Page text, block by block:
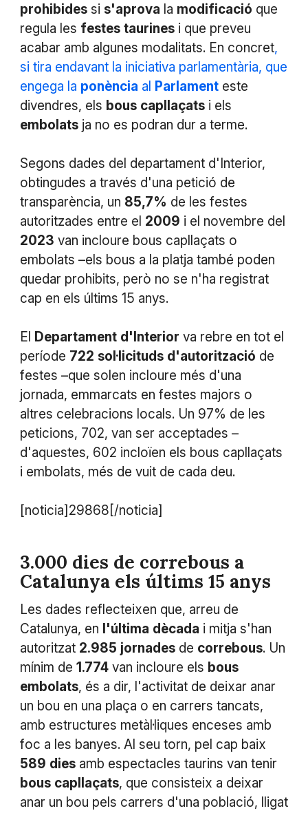
prohibidessi s'aprova la modificació que
regula les festes taurinesi que preveu
acabar amb algunes modalitats. En concret,
si tira endavant la iniciativa parlamentària, que
engega la ponència al Parlamenteste
divendres, els bous capllaçatsi els
embolatsja no es podran dur a terme.
Segons dades del departament d'Interior,
obtingudes a través d'una petició de
transparència, un 85,7% de les festes
autoritzades entre el 2009 i el novembre del
2023 van incloure bous capllaçats o
embolats –els bous a la platja també poden
quedar prohibits, però no se n'ha registrat
cap en els últims 15 anys.
El Departament d'Interior va rebre en tot el
període 722 sol·licituds d'autorització de
festes –que solen incloure més d'una
jornada, emmarcats en festes majors o
altres celebracions locals. Un 97% de les
peticions, 702, van ser acceptades –
d'aquestes, 602 incloïen els bous capllaçats
i embolats, més de vuit de cada deu.
[noticia]29868[/noticia]
3.000 dies de correbous a
Catalunya els últims 15 anys
Les dades reflecteixen que, arreu de
Catalunya, en l'última dècada i mitja s'han
autoritzat 2.985 jornadesde correbous. Un
mínim de 1.774van incloure els bous
embolats, és a dir, l'activitat de deixar anar
un bou en una plaça o en carrers tancats,
amb estructures metàl·liques enceses amb
foc a les banyes. Al seu torn, pel cap baix
589 diesamb espectacles taurins van tenir
bous capllaçats, que consisteix a deixar
anar un bou pels carrers d'una població, lligat